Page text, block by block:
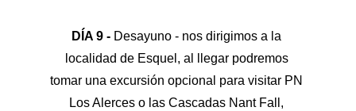
DÍA 9 - Desayuno - nos dirigimos a la
localidad de Esquel, al llegar podremos
tomar una excursión opcional para visitar PN
Los Alerces o las Cascadas Nant Fall,